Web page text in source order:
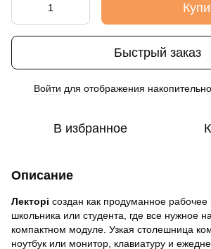
Быстрый заказ
Войти для отображения
В избранное
Описание
Лекторі создан как продуманное рабочее
школьника или студента, где все нужное
компактном модуле. Узкая столешница
ноутбук или монитор, клавиатуру и